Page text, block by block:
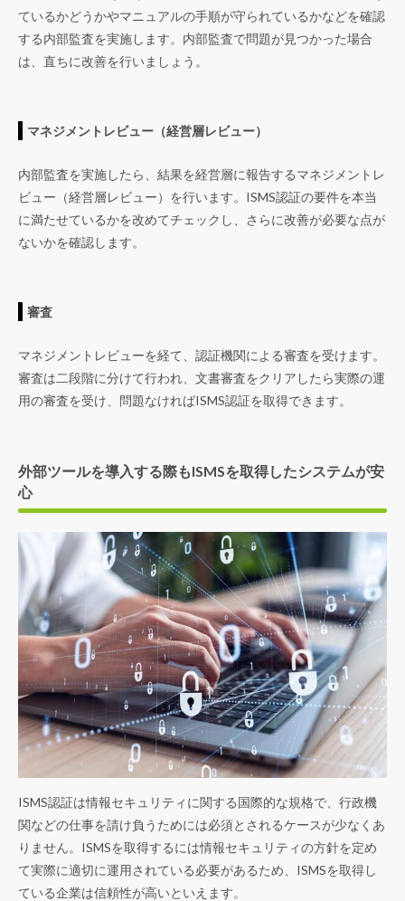
ているかどうかやマニュアルの手順が守られているかなどを確認
する内部監査を実施します。内部監査で問題が見つかった場合
は、直ちに改善を行いましょう。
マネジメントレビュー（経営層レビュー）
内部監査を実施したら、結果を経営層に報告するマネジメントレ
ビュー（経営層レビュー）を行います。ISMS認証の要件を本当
に満たせているかを改めてチェックし、さらに改善が必要な点が
ないかを確認します。
審査
マネジメントレビューを経て、認証機関による審査を受けます。
審査は二段階に分けて行われ、文書審査をクリアしたら実際の運
用の審査を受け、問題なければISMS認証を取得できます。
外部ツールを導入する際もISMSを取得したシステムが安
心
ISMS認証は情報セキュリティに関する国際的な規格で、行政機
関などの仕事を請け負うためには必須とされるケースが少なくあ
りません。ISMSを取得するには情報セキュリティの方針を定め
て実際に適切に運用されている必要があるため、ISMSを取得し
ている企業は信頼性が高いといえます。